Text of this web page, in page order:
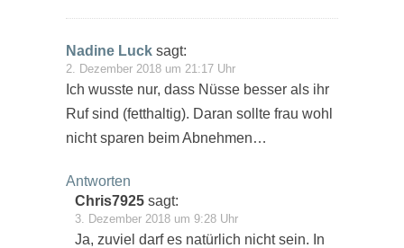
Nadine Luck sagt:
2. Dezember 2018 um 21:17 Uhr
Ich wusste nur, dass Nüsse besser als ihr
Ruf sind (fetthaltig). Daran sollte frau wohl
nicht sparen beim Abnehmen…
Antworten
Chris7925 sagt:
3. Dezember 2018 um 9:28 Uhr
Ja, zuviel darf es natürlich nicht sein. In